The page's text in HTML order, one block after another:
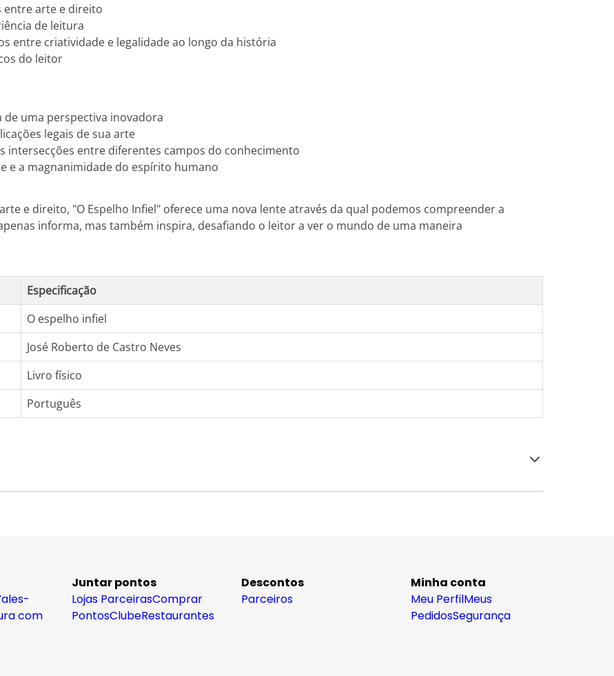
entre arte e direito
de leitura
entre criatividade e legalidade ao longo da história
do leitor
uma perspectiva inovadora
legais de sua arte
intersecções entre diferentes campos do conhecimento
e a magnanimidade do espírito humano
e direito, "O Espelho Infiel" oferece uma nova lente através da qual podemos compreender a
informa, mas também inspira, desafiando o leitor a ver o mundo de uma maneira
Especificação
O espelho infiel
José Roberto de Castro Neves
Livro físico
Português
com
Juntar pontos
Lojas ParceirasComprar
PontosClubeRestaurantes
Descontos
Parceiros
Minha conta
Meu PerfilMeus
PedidosSegurança